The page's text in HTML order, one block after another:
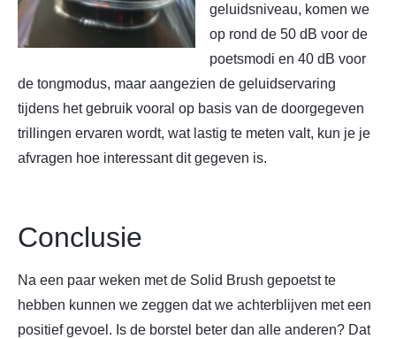
geluidsniveau, komen we
op rond de 50 dB voor de
poetsmodi en 40 dB voor
de tongmodus, maar aangezien de geluidservaring
tijdens het gebruik vooral op basis van de doorgegeven
trillingen ervaren wordt, wat lastig te meten valt, kun je je
afvragen hoe interessant dit gegeven is.
Conclusie
Na een paar weken met de Solid Brush gepoetst te
hebben kunnen we zeggen dat we achterblijven met een
positief gevoel. Is de borstel beter dan alle anderen? Dat